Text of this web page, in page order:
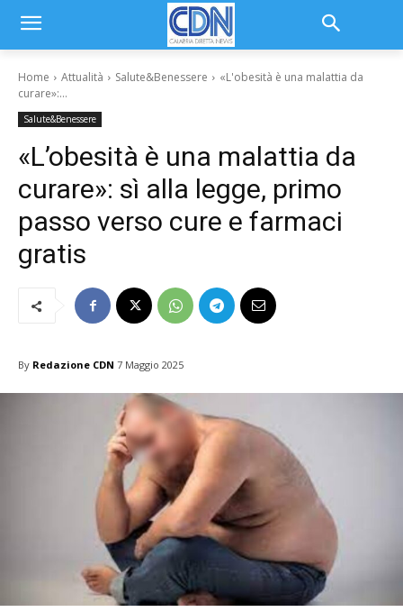
Home Attualità Salute&Benessere
«L'obesità è una malattia da
curare»:...
Salute&Benessere
«L’obesità è una malattia da
curare»: sì alla legge, primo
passo verso cure e farmaci
gratis
By Redazione CDN 7 Maggio 2025